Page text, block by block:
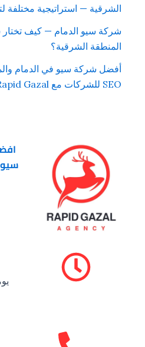
الشرقية — استراتيجية مختلفة
شركة سيو الدمام — كيف تختار
المنطقة الشرقية؟
أفضل شركة سيو في الدمام
SEO للشركات مع Rapid Gazal